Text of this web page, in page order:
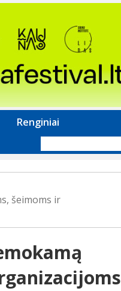
Renginiai
forma
šeimoms ir